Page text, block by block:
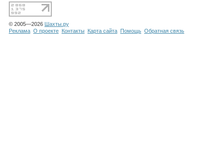
Гороскоп
© 2005—2026 Шахты.ру
Реклама О проекте Контакты Карта сайта Помощь Обратная связь